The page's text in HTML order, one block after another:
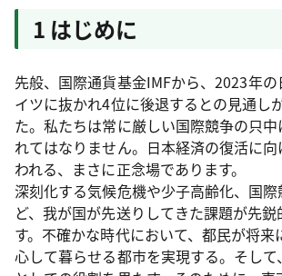
1 はじめに
先般、国際通貨基金IMFから、2023年の
イツに抜かれ4位に後退するとの見通し
た。私たちは常に厳しい国際競争の只
れてはなりません。日本経済の復活に
われる、まさに正念場であります。
深刻化する気候危機や少子高齢化、国
ど、我が国が先送りしてきた課題が先
す。不確かな時代において、都民が将来
心して暮らせる都市を実現する。そし